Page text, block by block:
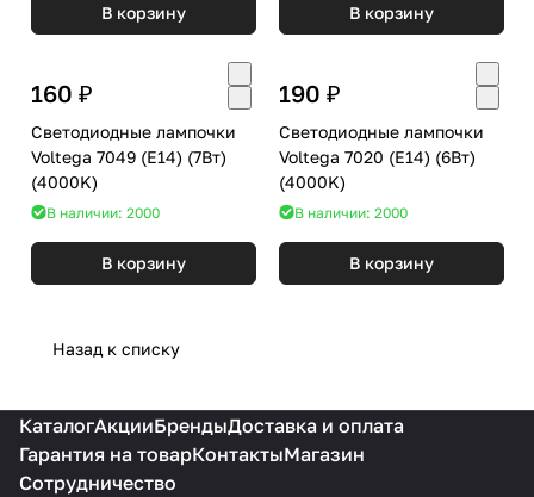
В корзину В корзину
160 ₽
Светодиодные лампочки
Voltega 7049 (E14) (7Вт)
(4000K)
В наличии: 2000
В корзину
190 ₽
Светодиодные лампочки
Voltega 7020 (E14) (6Вт)
(4000K)
В наличии: 2000
В корзину
Назад к списку
КаталогАкцииБрендыДоставка и оплата
Гарантия на товарКонтактыМагазин
Сотрудничество